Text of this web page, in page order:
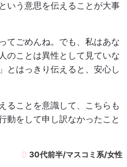
いう意思を伝えることが大事
てごめんね。でも、私はあな
のことは異性として見ていな
とはっきり伝えると、安心し
ることを意識して、こちらも
動をして申し訳なかったこと
30代前半/マスコミ系/女性